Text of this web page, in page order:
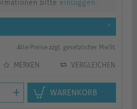
bitte einloggen.
*
Alle Preise zzgl. gesetzlicher MwSt.
MERKEN VERGLEICHEN
+ WARENKORB